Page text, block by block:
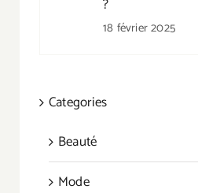
?
18 février 2025
Categories
Beauté
Mode